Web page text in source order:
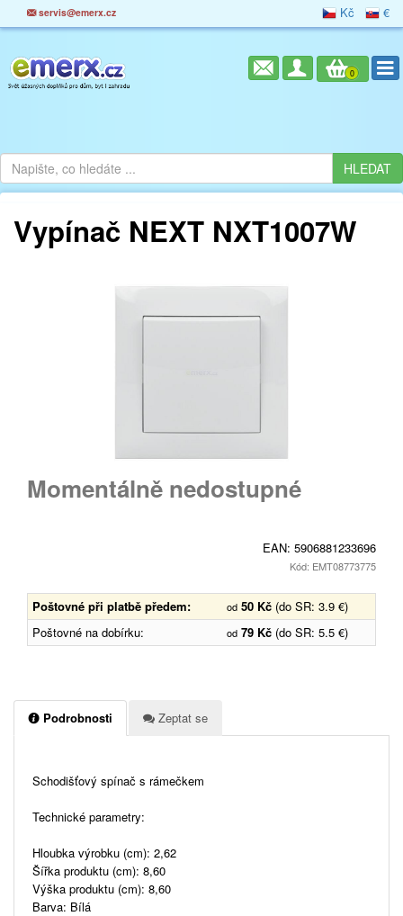
servis@emerx.cz Kč €
0
Vypínač NEXT NXT1007W
Momentálně nedostupné
EAN: 5906881233696
Kód: EMT08773775
Poštovné při platbě předem: od 50 Kč (do SR: 3.9 €)
Poštovné na dobírku:
od 79 Kč (do SR: 5.5 €)
Podrobnosti Zeptat se
Schodišťový spínač s rámečkem
Technické parametry:
Hloubka výrobku (cm): 2,62
Šířka produktu (cm): 8,60
Výška produktu (cm): 8,60
Barva: Bílá